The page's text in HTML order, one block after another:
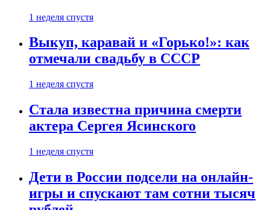
1 неделя спустя
Выкуп, каравай и «Горько!»: как
отмечали свадьбу в СССР
1 неделя спустя
Стала известна причина смерти
актера Сергея Ясинского
1 неделя спустя
Дети в России подсели на онлайн-
игры и спускают там сотни тысяч